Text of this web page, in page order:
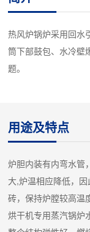
热风炉锅炉采用回水
筒下部鼓包、水冷壁
题。
用途及特点
炉胆内装有内弯水管
大,炉温相应降低，
砖，保持炉膛较高温
烘干机专用蒸汽锅炉